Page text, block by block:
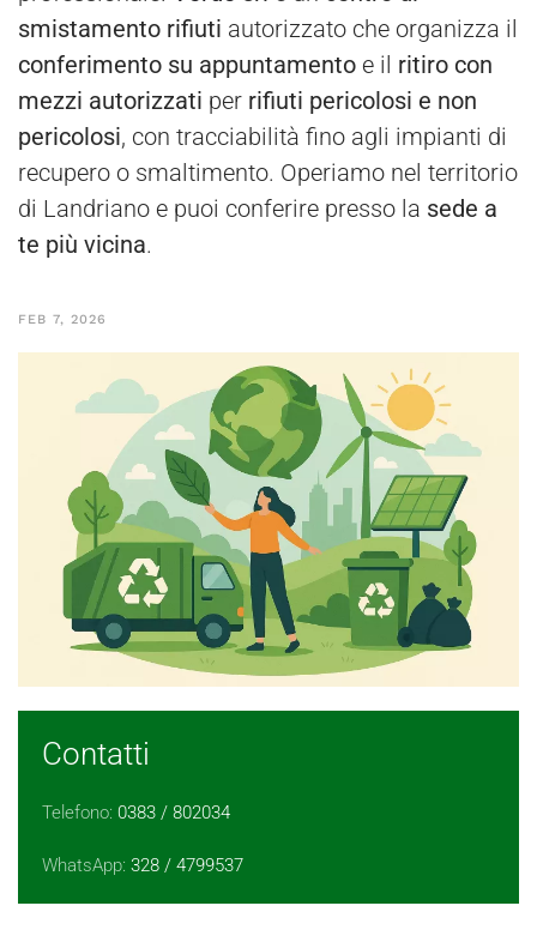
smistamento rifiuti autorizzato che organizza il
conferimento su appuntamento e il ritiro con
mezzi autorizzati per rifiuti pericolosi e non
pericolosi, con tracciabilità fino agli impianti di
recupero o smaltimento. Operiamo nel territorio
di Landriano e puoi conferire presso la sede a
te più vicina.
FEB 7, 2026
Contatti
Telefono: 0383 / 802034
WhatsApp: 328 / 4799537